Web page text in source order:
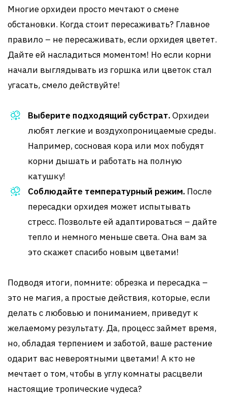
Многие орхидеи просто мечтают о смене
обстановки. Когда стоит пересаживать? Главное
правило – не пересаживать, если орхидея цветет.
Дайте ей насладиться моментом! Но если корни
начали выглядывать из горшка или цветок стал
угасать, смело действуйте!
Выберите подходящий субстрат.Орхидеи
любят легкие и воздухопроницаемые среды.
Например, сосновая кора или мох побудят
корни дышать и работать на полную
катушку!
Соблюдайте температурный режим. После
пересадки орхидея может испытывать
стресс. Позвольте ей адаптироваться – дайте
тепло и немного меньше света. Она вам за
это скажет спасибо новым цветами!
Подводя итоги, помните: обрезка и пересадка –
это не магия, а простые действия, которые, если
делать с любовью и пониманием, приведут к
желаемому результату. Да, процесс займет время,
но, обладая терпением и заботой, ваше растение
одарит вас невероятными цветами! А кто не
мечтает о том, чтобы в углу комнаты расцвели
настоящие тропические чудеса?